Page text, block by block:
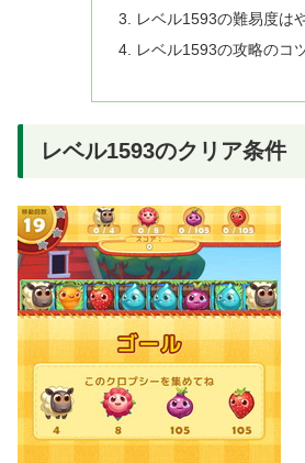
レベル1593の難易度は
レベル1593の攻略のコ
レベル1593のクリア条件